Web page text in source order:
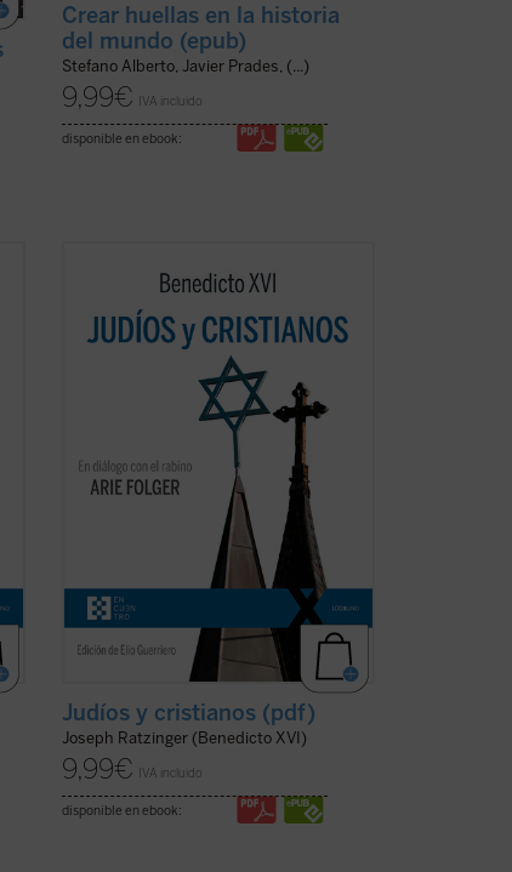
Crear huellas en la historia
del mundo (epub)
Stefano Alberto, Javier Prades, (...)
9,99€ IVA incluido
disponible en ebook:
Los protagonistas de este libro son un
resuenan como un eco de un mundo
lejano y un joven rabino que vive en la
Viena cada vez más secular y dispersiva
del siglo XXI. Es una apasionante
sucesión de escritos, ...(ver ficha)
Judíos y cristianos (pdf)
Joseph Ratzinger (Benedicto XVI)
9,99€ IVA incluido
disponible en ebook: